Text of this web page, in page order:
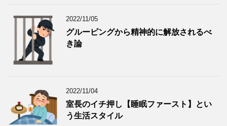
2022/11/05
グルーピングから精神的に解放されるべ
き論
2022/11/04
室長のイチ押し【睡眠ファースト】とい
う生活スタイル